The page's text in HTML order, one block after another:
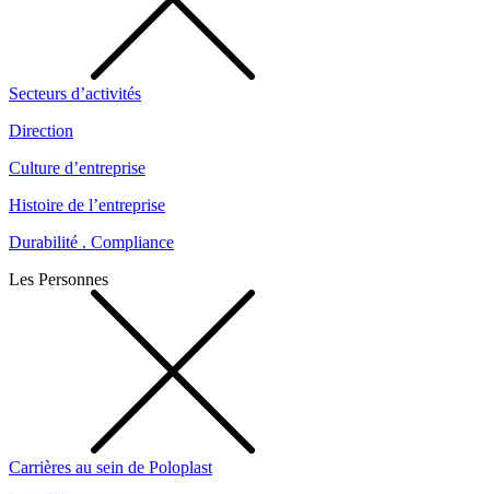
Secteurs d’activités
Direction
Culture d’entreprise
Histoire de l’entreprise
Durabilité . Compliance
Les Personnes
Carrières au sein de Poloplast